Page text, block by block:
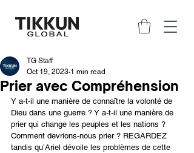
Prier avec Compréhension
TG Staff
Oct 19, 2023 1 min read
Y a-t-il une manière de connaître la volonté de
Dieu dans une guerre ? Y a-t-il une manière de
prier qui change les peuples et les nations ?
Comment devrions-nous prier ? REGARDEZ
tandis qu’Ariel dévoile les problèmes de cette